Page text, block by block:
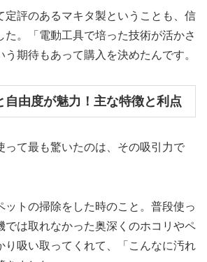
定評のあるマキタ製ということも、信
た。「電動工具で培った技術が活かさ
期待もあって購入を決めたんです。
自由度が魅力！主な特徴と利点
って最も驚いたのは、その吸引力で
ットの掃除をした時のこと。普段使っ
では取れなかった奥深くのホコリやペ
り吸い取ってくれて、「こんなに汚れ